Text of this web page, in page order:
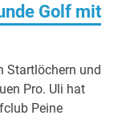
Golf mit
Startlöchern und
Pro. Uli hat
Peine